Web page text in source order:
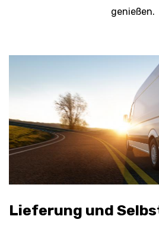
genießen.
Lieferung und